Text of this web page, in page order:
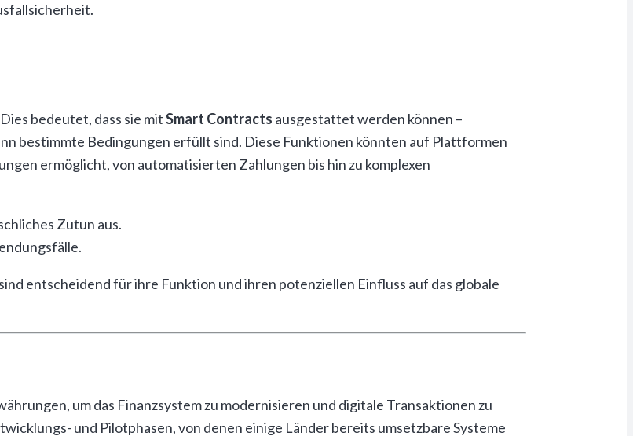
bedeutet, dass sie mitSmart Contracts ausgestattet werden können –
bestimmte Bedingungen erfüllt sind. Diese Funktionen könnten auf Plattformen
ermöglicht, von automatisierten Zahlungen bis hin zu komplexen
Zutun aus.
entscheidend für ihre Funktion und ihren potenziellen Einfluss auf das globale
um das Finanzsystem zu modernisieren und digitale Transaktionen zu
und Pilotphasen, von denen einige Länder bereits umsetzbare Systeme